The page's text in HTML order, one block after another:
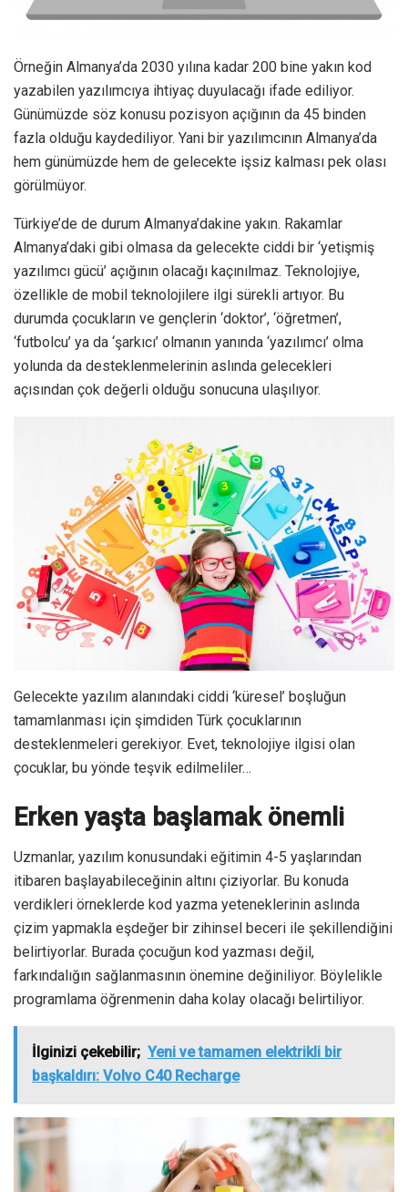
Örneğin Almanya’da 2030 yılına kadar 200 bine yakın kod
yazabilen yazılımcıya ihtiyaç duyulacağı ifade ediliyor.
Günümüzde söz konusu pozisyon açığının da 45 binden
fazla olduğu kaydediliyor. Yani bir yazılımcının Almanya’da
hem günümüzde hem de gelecekte işsiz kalması pek olası
görülmüyor.
Türkiye’de de durum Almanya’dakine yakın. Rakamlar
Almanya’daki gibi olmasa da gelecekte ciddi bir ‘yetişmiş
yazılımcı gücü’ açığının olacağı kaçınılmaz. Teknolojiye,
özellikle de mobil teknolojilere ilgi sürekli artıyor. Bu
durumda çocukların ve gençlerin ‘doktor’, ‘öğretmen’,
‘futbolcu’ ya da ‘şarkıcı’ olmanın yanında ‘yazılımcı’ olma
yolunda da desteklenmelerinin aslında gelecekleri
açısından çok değerli olduğu sonucuna ulaşılıyor.
Gelecekte yazılım alanındaki ciddi ‘küresel’ boşluğun
tamamlanması için şimdiden Türk çocuklarının
desteklenmeleri gerekiyor. Evet, teknolojiye ilgisi olan
çocuklar, bu yönde teşvik edilmeliler…
Erken yaşta başlamak önemli
Uzmanlar, yazılım konusundaki eğitimin 4-5 yaşlarından
itibaren başlayabileceğinin altını çiziyorlar. Bu konuda
verdikleri örneklerde kod yazma yeteneklerinin aslında
çizim yapmakla eşdeğer bir zihinsel beceri ile şekillendiğini
belirtiyorlar. Burada çocuğun kod yazması değil,
farkındalığın sağlanmasının önemine değiniliyor. Böylelikle
programlama öğrenmenin daha kolay olacağı belirtiliyor.
İlginizi çekebilir; Yeni ve tamamen elektrikli bir
başkaldırı: Volvo C40 Recharge